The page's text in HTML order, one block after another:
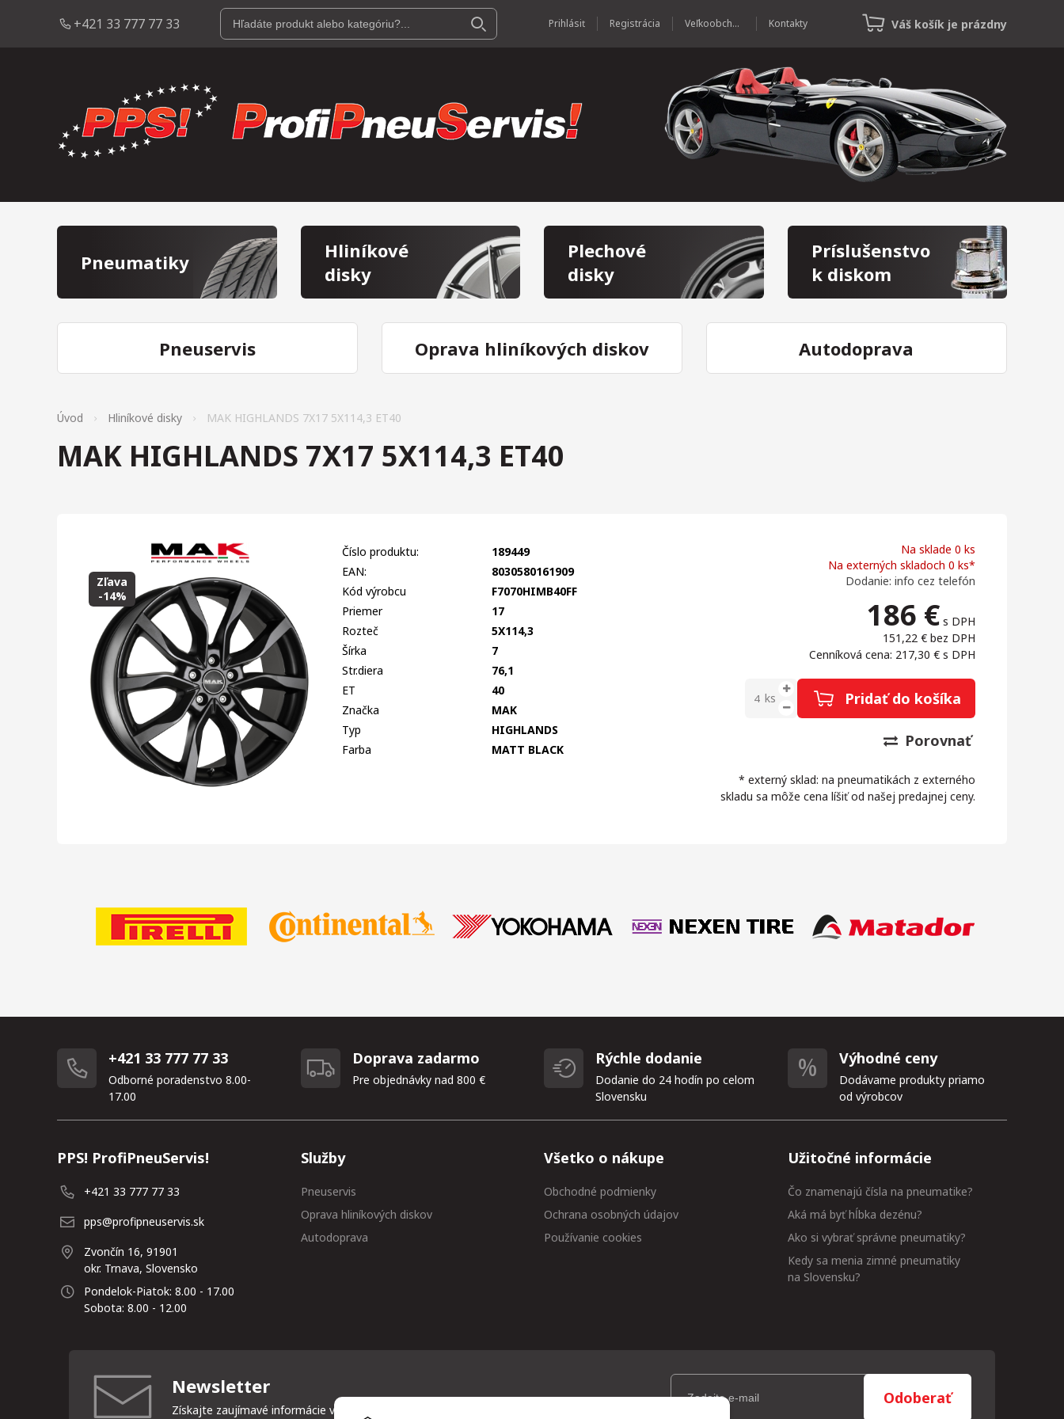
+421 33 777 77 33 Prihlásiť Registrácia Veľkoobchod Kontakty Váš košík je prázdny
Pneumatiky
Hliníkové
disky
Plechové
disky
Príslušenstvo
k diskom
Pneuservis Oprava hliníkových diskov Autodoprava
Úvod Hliníkové disky MAK HIGHLANDS 7X17 5X114,3 ET40
MAK HIGHLANDS 7X17 5X114,3 ET40
Zľava
-14%
Na sklade 0 ks
Na externých skladoch 0 ks*
Dodanie: info cez telefón
186 € s DPH
151,22 € bez DPH
Cenníková cena: 217,30 € s DPH
ks Pridať do košíka
Porovnať
* externý sklad: na pneumatikách z externého
skladu sa môže cena líšiť od našej predajnej ceny.
Číslo produktu:
189449
EAN:
8030580161909
Kód výrobcu
F7070HIMB40FF
Priemer
17
Rozteč
5X114,3
Šírka
7
Str.diera
76,1
ET
40
Značka
MAK
Typ
HIGHLANDS
Farba
MATT BLACK
+421 33 777 77 33
Odborné poradenstvo 8.00-
17.00
Doprava zadarmo
Pre objednávky nad 800 €
Rýchle dodanie
Dodanie do 24 hodín po celom
Slovensku
Výhodné ceny
Dodávame produkty priamo
od výrobcov
PPS! ProfiPneuServis!
+421 33 777 77 33
pps@profipneuservis.sk
Zvončín 16, 91901
okr. Trnava, Slovensko
Pondelok-Piatok: 8.00 - 17.00
Sobota: 8.00 - 12.00
Služby
Pneuservis
Oprava hliníkových diskov
Autodoprava
Všetko o nákupe
Obchodné podmienky
Ochrana osobných údajov
Používanie cookies
Užitočné informácie
Čo znamenajú čísla na pneumatike?
Aká má byť hĺbka dezénu?
Ako si vybrať správne pneumatiky?
Kedy sa menia zimné pneumatiky
na Slovensku?
Newsletter
Získajte zaujímavé informácie vždy medzi prvými
Odoberať